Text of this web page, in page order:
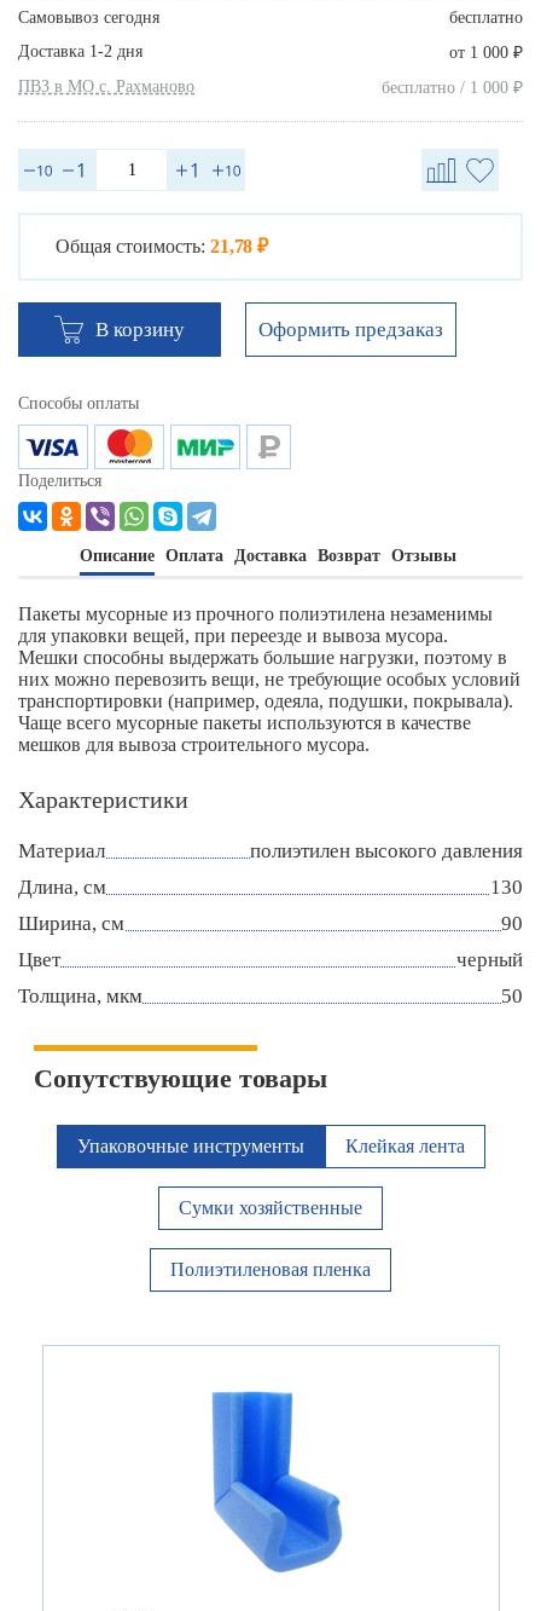
Самовывоз сегодня
бесплатно
Доставка 1-2 дня
от 1 000 ₽
ПВЗ в МО с. Рахманово бесплатно / 1 000 ₽
Общая стоимость: 21,78 ₽
В корзину Оформить предзаказ
Способы оплаты
Поделиться
Описание Оплата Доставка Возврат Отзывы
Пакеты мусорные из прочного полиэтилена незаменимы
для упаковки вещей, при переезде и вывоза мусора.
Мешки способны выдержать большие нагрузки, поэтому в
них можно перевозить вещи, не требующие особых условий
транспортировки (например, одеяла, подушки, покрывала).
Чаще всего мусорные пакеты используются в качестве
мешков для вывоза строительного мусора.
Характеристики
Материал
полиэтилен высокого давления
Длина, см
130
Ширина, см
90
Цвет
черный
Толщина, мкм
50
Сопутствующие товары
Упаковочные инструменты Клейкая лента
Сумки хозяйственные
Полиэтиленовая пленка